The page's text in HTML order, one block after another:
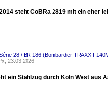
steht CoBRa 2819 mit ein eher
28 / BR 186 (Bombardier TRAXX
23.03.2026
ein Stahlzug durch Köln West aus